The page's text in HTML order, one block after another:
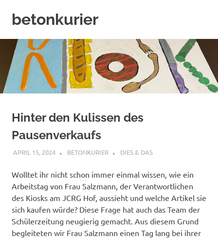
Inhaltbetonkurier
offizielle
Blog
des
JCRG
Hof
Hinter den Kulissen des
Pausenverkaufs
APRIL 15, 2024 BETONKURIER DIES & DAS
Wolltet ihr nicht schon immer einmal wissen, wie ein
Arbeitstag von Frau Salzmann, der Verantwortlichen
des Kiosks am JCRG Hof, aussieht und welche Artikel sie
sich kaufen würde? Diese Frage hat auch das Team der
Schülerzeitung neugierig gemacht. Aus diesem Grund
begleiteten wir Frau Salzmann einen Tag lang bei ihrer